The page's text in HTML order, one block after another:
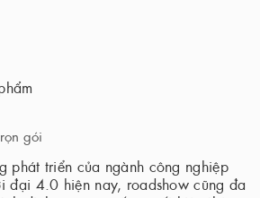
gói
phát triển của ngành công nghiệp
đại 4.0 hiện nay, roadshow cũng đa